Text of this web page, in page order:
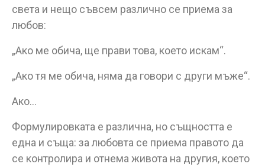
света и нещо съвсем различно се приема за
любов:
„Ако ме обича, ще прави това, което искам“.
„Ако тя ме обича, няма да говори с други мъже“.
Ако…
Формулировката е различна, но същността е
една и съща: за любовта се приема правото да
се контролира и отнема живота на другия, което